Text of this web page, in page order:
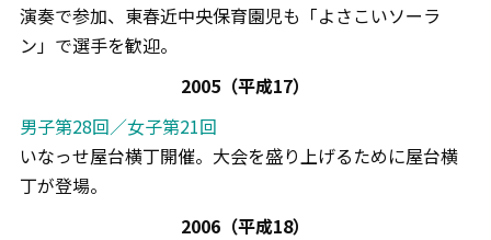
演奏で参加、東春近中央保育園児も「よさこいソーラ
ン」で選手を歓迎。
2005（平成17）
男子第28回／女子第21回
いなっせ屋台横丁開催。大会を盛り上げるために屋台横
丁が登場。
2006（平成18）